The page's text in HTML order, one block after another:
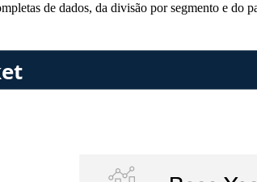
de dados, da divisão por segmento e do